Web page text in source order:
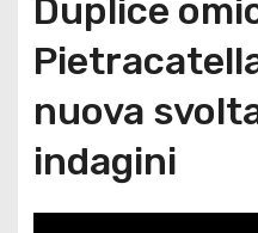
Duplice
nuova
indagini